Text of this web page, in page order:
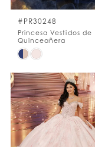
#PR30248
Princesa Vestidos de
Quinceañera
Skip
List
#925b421760
to
end